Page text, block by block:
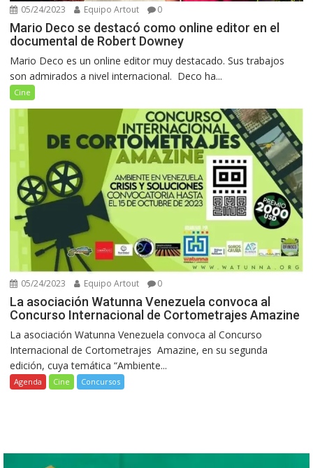
05/24/2023 Equipo Artout 0
Mario Deco se destacó como online editor en el
documental de Robert Downey
Mario Deco es un online editor muy destacado. Sus trabajos
son admirados a nivel internacional. Deco ha...
Cine
05/24/2023 Equipo Artout 0
La asociación Watunna Venezuela convoca al
Concurso Internacional de Cortometrajes Amazine
La asociación Watunna Venezuela convoca al Concurso
Internacional de Cortometrajes Amazine, en su segunda
edición, cuya temática “Ambiente...
Agenda Cine Concursos